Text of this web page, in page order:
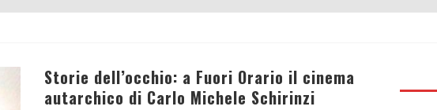
Storie dell’occhio: a Fuori Orario il cinema
autarchico di Carlo Michele Schirinzi